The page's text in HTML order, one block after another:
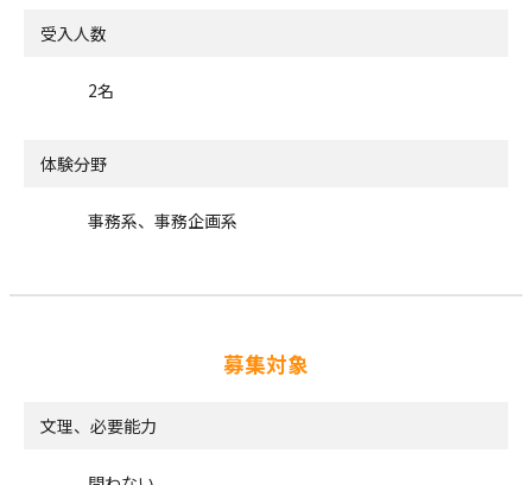
受入人数
2名
体験分野
事務系、事務企画系
募集対象
文理、必要能力